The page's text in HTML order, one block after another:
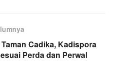
Cadika, Kadispora
Perda dan Perwal